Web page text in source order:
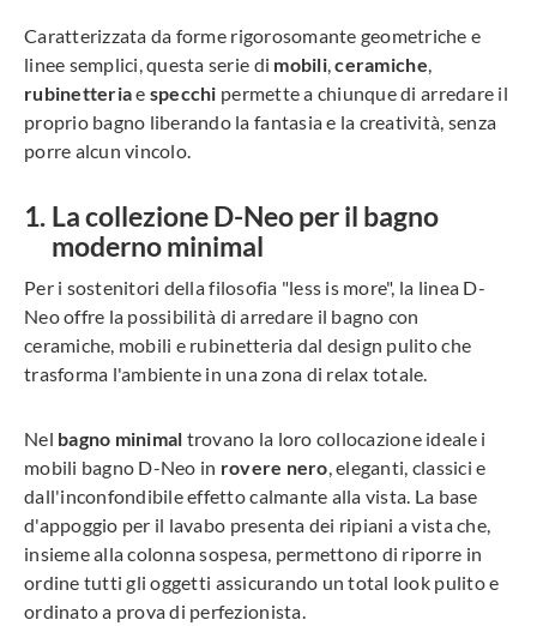
Caratterizzata da forme rigorosomante geometriche e
linee semplici, questa serie di mobili,ceramiche,
rubinetteriae specchi permette a chiunque di arredare il
proprio bagno liberando la fantasia e la creatività, senza
porre alcun vincolo.
La collezione D-Neo per il bagno
moderno minimal
Per i sostenitori della filosofia "less is more", la linea D-
Neo offre la possibilità di arredare il bagno con
ceramiche, mobili e rubinetteria dal design pulito che
trasforma l'ambiente in una zona di relax totale.
Nel bagno minimal trovano la loro collocazione ideale i
mobili bagno D-Neo in rovere nero, eleganti, classici e
dall'inconfondibile effetto calmante alla vista. La base
d'appoggio per il lavabo presenta dei ripiani a vista che,
insieme alla colonna sospesa, permettono di riporre in
ordine tutti gli oggetti assicurando un total look pulito e
ordinato a prova di perfezionista.